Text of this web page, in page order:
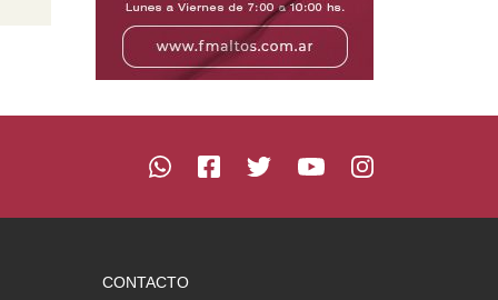
CONTACTO